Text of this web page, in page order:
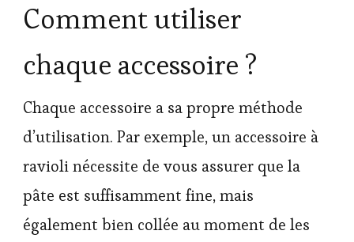
Comment utiliser
chaque accessoire ?
Chaque accessoire a sa propre méthode
d’utilisation. Par exemple, un accessoire à
ravioli nécessite de vous assurer que la
pâte est suffisamment fine, mais
également bien collée au moment de les